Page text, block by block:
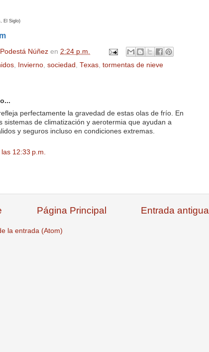
El Siglo)
Núñez en 2:24 p.m.
, Invierno, sociedad , Texas, tormentas de nieve
perfectamente la gravedad de estas olas de frío. En
sistemas de climatización y aerotermia que ayudan a
y seguros incluso en condiciones extremas.
12:33 p.m.
Entrada antigua
Página Principal
la entrada (Atom)